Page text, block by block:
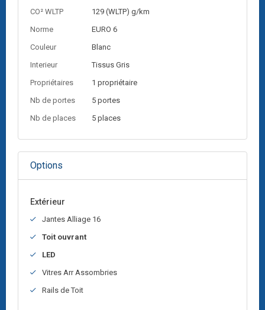
CO² WLTP
129 (WLTP) g/km
Norme
EURO 6
Couleur
Blanc
Interieur
Tissus Gris
Propriétaires
1 propriétaire
Nb de portes
5 portes
Nb de places
5 places
Options
Extérieur
Jantes Alliage 16
Toit ouvrant
LED
Vitres Arr Assombries
Rails de Toit